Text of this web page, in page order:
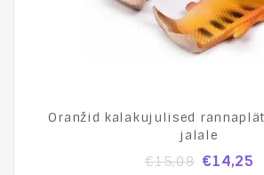
Oranžid kalakujulised
jalale
€15,08 €14,25